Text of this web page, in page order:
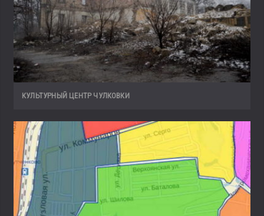
КУЛЬТУРНЫЙ ЦЕНТР ЧУЛКОВКИ